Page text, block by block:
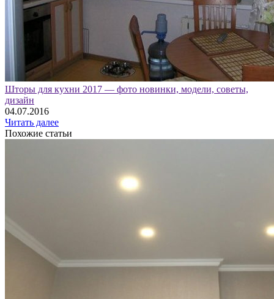
Шторы для кухни 2017 — фото новинки, модели, советы,
дизайн
04.07.2016
Читать далее
Похожие статьи